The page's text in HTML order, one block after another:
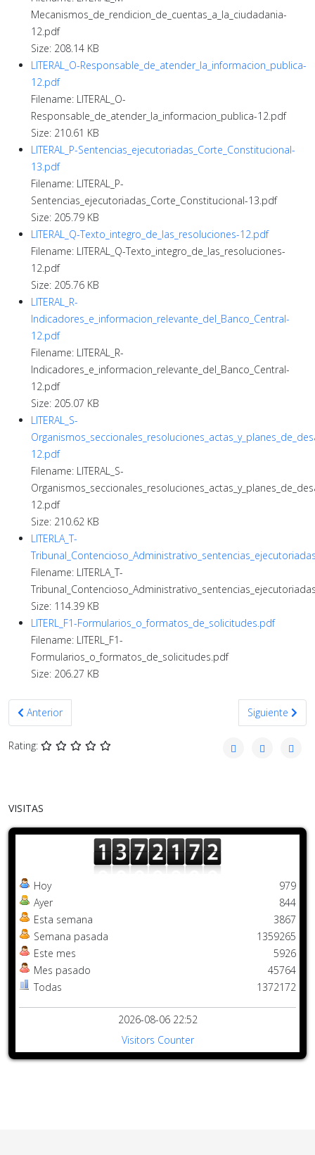
Mecanismos_de_rendicion_de_cuentas_a_la_ciudadania-
12.pdf
Size: 208.14 KB
LITERAL_O-Responsable_de_atender_la_informacion_publica-
12.pdf
Filename: LITERAL_O-
Responsable_de_atender_la_informacion_publica-12.pdf
Size: 210.61 KB
LITERAL_P-Sentencias_ejecutoriadas_Corte_Constitucional-
13.pdf
Filename: LITERAL_P-
Sentencias_ejecutoriadas_Corte_Constitucional-13.pdf
Size: 205.79 KB
LITERAL_Q-Texto_integro_de_las_resoluciones-12.pdf
Filename: LITERAL_Q-Texto_integro_de_las_resoluciones-
12.pdf
Size: 205.76 KB
LITERAL_R-
Indicadores_e_informacion_relevante_del_Banco_Central-
12.pdf
Filename: LITERAL_R-
Indicadores_e_informacion_relevante_del_Banco_Central-
12.pdf
Size: 205.07 KB
LITERAL_S-
12.pdf
Filename: LITERAL_S-
12.pdf
Size: 210.62 KB
LITERLA_T-
Filename: LITERLA_T-
Size: 114.39 KB
LITERL_F1-Formularios_o_formatos_de_solicitudes.pdf
Filename: LITERL_F1-
Formularios_o_formatos_de_solicitudes.pdf
Size: 206.27 KB
Artículo anterior: DICIEMBRE 2018
Anterior Artículo
Siguiente
Rating:
VISITAS
Hoy
Ayer
Esta semana
Semana pasada
Este mes
Mes pasado
Todas
979
844
3867
1359265
5926
45764
1372172
2026-08-06 22:52
Visitors Counter